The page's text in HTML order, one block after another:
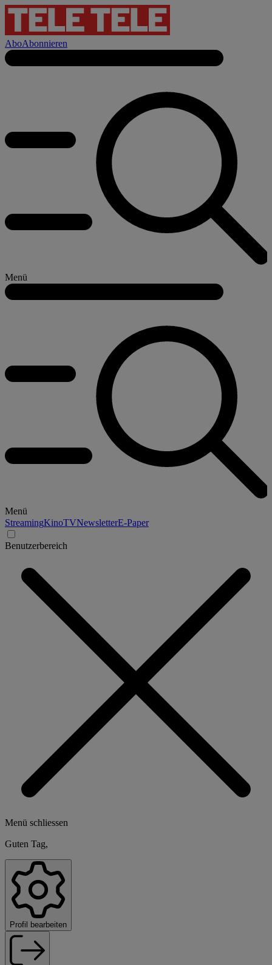
AboAbonnieren
Menü
Menü
StreamingKinoTVNewsletterE-Paper
Benutzerbereich
Menü schliessen
Guten Tag,
Profil bearbeiten